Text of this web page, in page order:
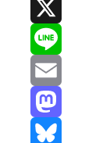
X
Line
Email
Mastodon